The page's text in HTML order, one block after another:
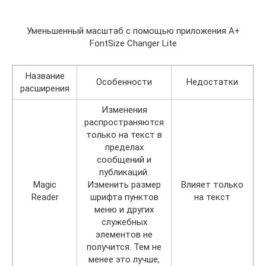
Уменьшенный масштаб с помощью приложения A+
FontSize Changer Lite
Название
расширения
Особенности Недостатки
Magic
Reader
Изменения
распространяются
только на текст в
пределах
сообщений и
публикаций.
Изменить размер
шрифта пунктов
меню и других
служебных
элементов не
получится. Тем не
менее это лучше,
Влияет только
на текст